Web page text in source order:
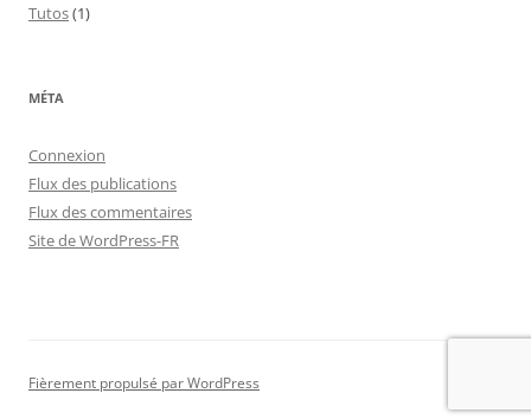
Tutos(1)
MÉTA
Connexion
Flux des publications
Flux des commentaires
Site de WordPress-FR
Fièrement propulsé par WordPress